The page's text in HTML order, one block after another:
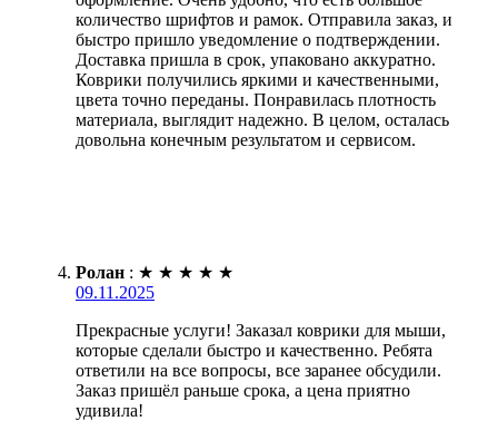
количество шрифтов и рамок. Отправила заказ, и
быстро пришло уведомление о подтверждении.
Доставка пришла в срок, упаковано аккуратно.
Коврики получились яркими и качественными,
цвета точно переданы. Понравилась плотность
материала, выглядит надежно. В целом, осталась
довольна конечным результатом и сервисом.
Ролан : ★ ★ ★ ★ ★
09.11.2025
Прекрасные услуги! Заказал коврики для мыши,
которые сделали быстро и качественно. Ребята
ответили на все вопросы, все заранее обсудили.
Заказ пришёл раньше срока, а цена приятно
удивила!